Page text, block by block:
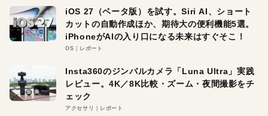
iOS 27（ベータ版）を試す。Siri AI、ショート
カットの自動作成ほか、期待大の便利機能5選。
iPhoneがAIの入り口になる未来はすぐそこ！
OS レポート
Insta360のジンバルカメラ「Luna Ultra」実践
レビュー。4K／8K比較・ズーム・夜間撮影をチ
ェック
アクセサリ レポート